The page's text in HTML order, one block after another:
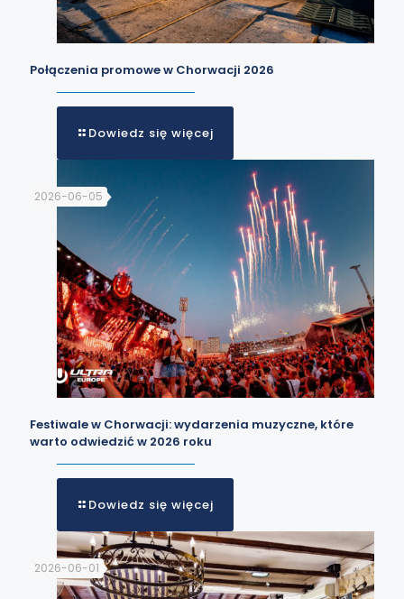
Połączenia promowe w Chorwacji 2026
Dowiedz się więcej
2026-06-05
Festiwale w Chorwacji: wydarzenia muzyczne, które
warto odwiedzić w 2026 roku
Dowiedz się więcej
2026-06-01